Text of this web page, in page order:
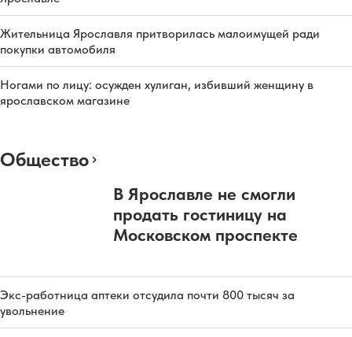
Жительница Ярославля притворилась малоимущей ради
покупки автомобиля
Ногами по лицу: осужден хулиган, избивший женщину в
ярославском магазине
Общество
В Ярославле не смогли
продать гостиницу на
Московском проспекте
Экс-работница аптеки отсудила почти 800 тысяч за
увольнение